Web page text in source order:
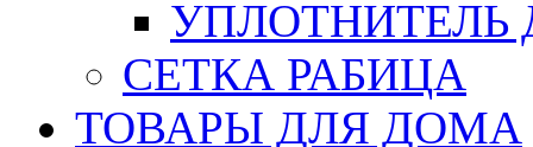
СЕТКА РАБИЦА
ТОВАРЫ ДЛЯ ДОМА